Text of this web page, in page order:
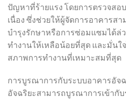
ปัญหาที่ร้ายแรง โดยการตรวจสอ
เนื่อง ซึ่งช่วยให้ผู้จัดการอาคารส
บำรุงรักษาหรือการซ่อมแซมได้ล่
ทำงานให้เหลือน้อยที่สุด และมั่นใ
สภาพการทำงานที่เหมาะสมที่สุด
การบูรณาการกับระบบอาคารอัจฉ
อัจฉริยะสามารถบูรณาการเข้ากั